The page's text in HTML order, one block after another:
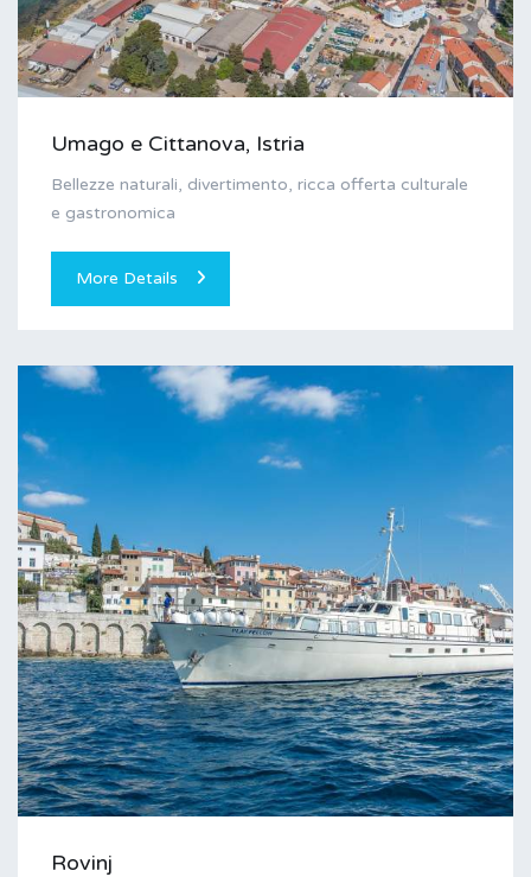
Umago e Cittanova, Istria
Bellezze naturali, divertimento, ricca offerta culturale
e gastronomica
More Details
Rovinj